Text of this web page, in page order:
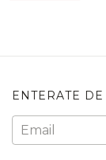
ENTERATE